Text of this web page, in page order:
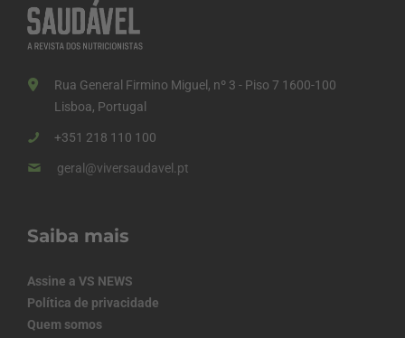
Rua General Firmino Miguel, nº 3 - Piso 7 1600-100
Lisboa, Portugal
+351 218 110 100
geral@viversaudavel.pt
Saiba mais
Assine a VS NEWS
Política de privacidade
Quem somos